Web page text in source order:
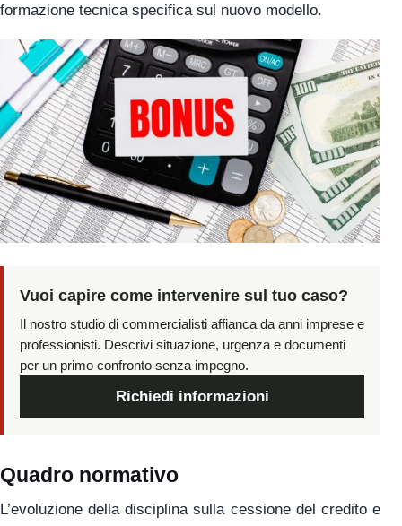
formazione tecnica specifica sul nuovo modello.
Vuoi capire come intervenire sul tuo caso?
Il nostro studio di commercialisti affianca da anni imprese e
professionisti. Descrivi situazione, urgenza e documenti
per un primo confronto senza impegno.
Richiedi informazioni
Quadro normativo
L’evoluzione della disciplina sulla cessione del credito e